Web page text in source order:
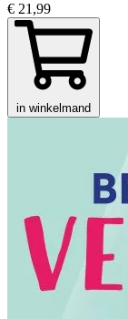
€ 21,99
in winkelmand